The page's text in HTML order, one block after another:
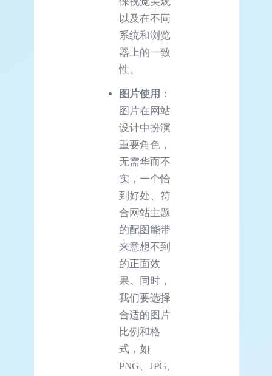
以及在不同
系统和浏览
器上的一致
性。
图片使用 ：
图片在网站
设计中扮演
重要角色，
无需华而不
实，一个恰
到好处、符
合网站主题
的配图能带
来意想不到
的正面效
果。同时，
我们要选择
合适的图片
比例和格
式，如
PNG、JPG、